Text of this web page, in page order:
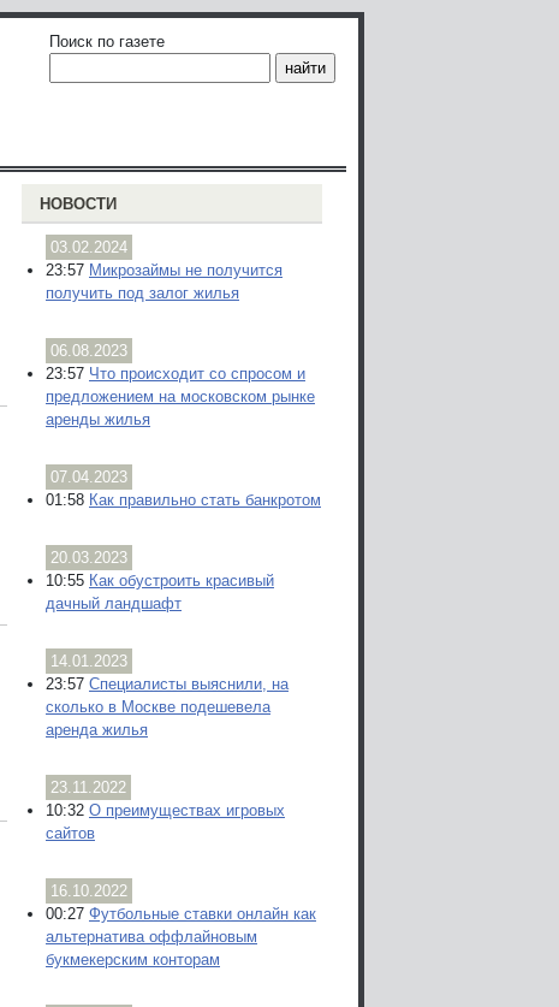
Поиск по газете
НОВОСТИ
03.02.2024
23:57 Микрозаймы не получится
получить под залог жилья
06.08.2023
23:57 Что происходит со спросом и
предложением на московском рынке
аренды жилья
07.04.2023
01:58 Как правильно стать банкротом
20.03.2023
10:55 Как обустроить красивый
дачный ландшафт
14.01.2023
23:57 Специалисты выяснили, на
сколько в Москве подешевела
аренда жилья
23.11.2022
10:32 О преимуществах игровых
сайтов
16.10.2022
00:27 Футбольные ставки онлайн как
альтернатива оффлайновым
букмекерским конторам